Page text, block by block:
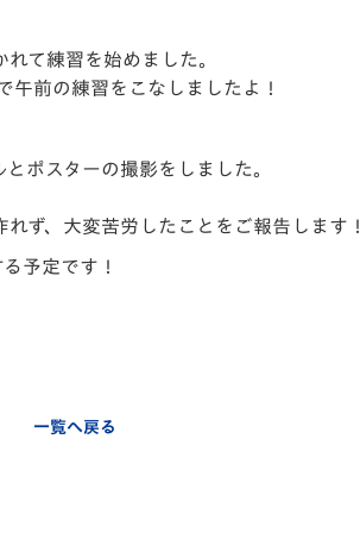
て練習を始めました。
午前の練習をこなしましたよ！
ポスターの撮影をしました。
ず、大変苦労したことをご報告します！
予定です！
一覧へ戻る